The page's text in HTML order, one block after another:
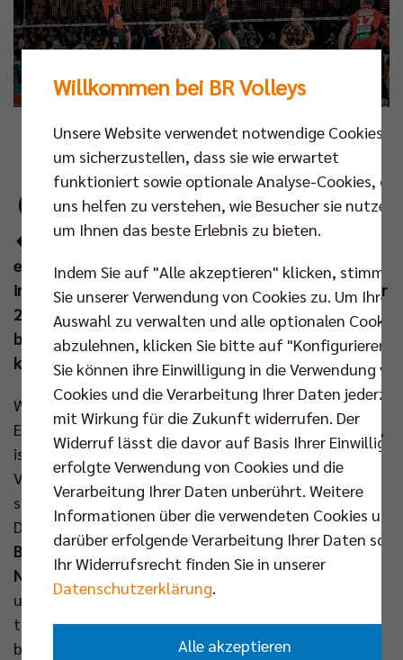
Foto: Kevin Mattig
S
o fulminant wie das Jahr 2023 vor mehr als
5.000 Zuschauern im Volleyballtempel
endete, so ungebrochen intensiv und
ereignisreich geht es für die BR Volleys und ihre Fans
im neuen Jahr weiter. Nahtlos knüpfen sich im Januar
2024 die nächsten Heimspielhöhepunkte an –
beginnend mit dem Berlin-Brandenburg-Derby am
kommenden Freitagabend.
Während die Handballer der FÜCHSE aufgrund ihrer
Europameisterschaft eine kurze Spielpause einlegen,
ist die Max-Schmeling-Halle im Monat Januar fest in
Volleyball-Hand und entsprechend viele Heimspiele
stehen in den nächsten Wochen auf dem Programm.
Den Anfang macht am05. Jan um 20.00 Uhrdas
Berlin-Brandenburg-Derbygegen dieEnergiequelle
Netzhoppers KW. Das zu dieser Saison neuformierte
und blutjunge Gästeteam hat dabei mehrere
talentierte Spieler in seinen Reihen, die das
berlinweite Nachwuchskonzept der SCC JUNIORS
Willkommen bei BR Volleys
Unsere Website verwendet notwendige Cookies,
um sicherzustellen, dass sie wie erwartet
funktioniert sowie optionale Analyse-Cookies, die
uns helfen zu verstehen, wie Besucher sie nutzen,
um Ihnen das beste Erlebnis zu bieten.
Indem Sie auf "Alle akzeptieren" klicken, stimmen
Sie unserer Verwendung von Cookies zu. Um Ihre
Auswahl zu verwalten und alle optionalen Cookies
abzulehnen, klicken Sie bitte auf "Konfigurieren".
Sie können ihre Einwilligung in die Verwendung
Cookies und die Verarbeitung Ihrer Daten
mit Wirkung für die Zukunft widerrufen. Der
Widerruf lässt die davor auf Basis Ihrer
erfolgte Verwendung von Cookies und die
Verarbeitung Ihrer Daten unberührt. Weitere
Informationen über die verwendeten Cookies und
darüber erfolgende Verarbeitung Ihrer Daten
Ihr Widerrufsrecht finden Sie in unserer
Datenschutzerklärung.
Alle akzeptieren